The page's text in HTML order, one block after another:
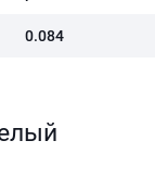
0.084